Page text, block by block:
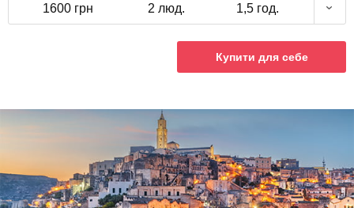
1600 грн 2 люд. 1,5 год.
Купити для себе